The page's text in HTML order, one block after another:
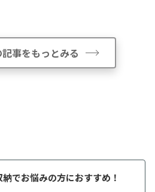
事をもっとみる
でお悩みの方におすすめ！